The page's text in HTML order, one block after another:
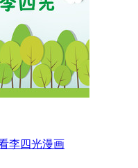
李四光漫画